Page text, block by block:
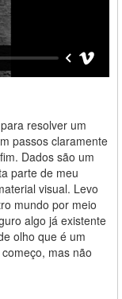
resolver um
passos claramente
Dados são um
parte de meu
visual. Levo
mundo por meio
algo já existente
olho que é um
mas não